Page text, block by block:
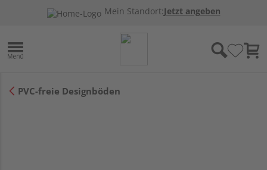
Mein Standort:Jetzt angeben
PVC-freie Designböden